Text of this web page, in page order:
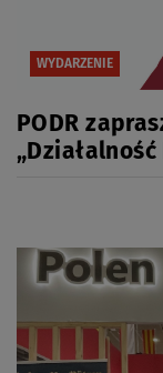
WYDARZENIE
PODR